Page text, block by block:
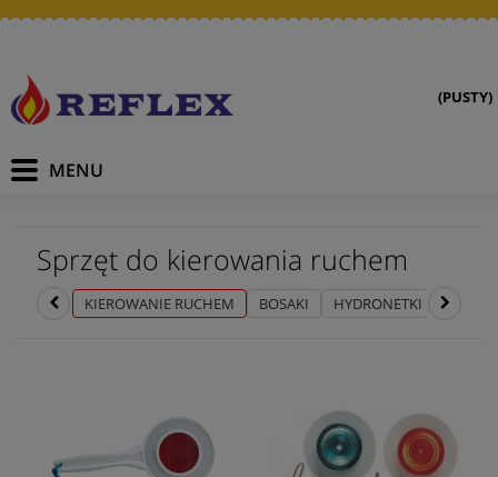
(PUSTY)
Sprzęt do kierowania ruchem
KIEROWANIE RUCHEM BOSAKI HYDRONETKI